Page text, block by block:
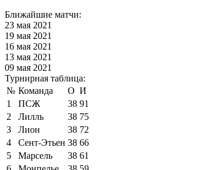
Ближайшие матчи:
23 мая 2021
19 мая 2021
16 мая 2021
13 мая 2021
09 мая 2021
Турнирная таблица:
№ Команда О И
1
ПСЖ 38 91
2
Лилль 38 75
3
Лион 38 72
4
Сент-Этьен 38 66
5
Марсель 38 61